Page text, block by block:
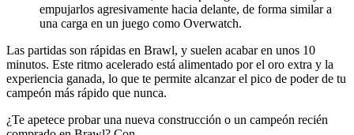
empujarlos agresivamente hacia delante, de forma similar a
una carga en un juego como Overwatch.
Las partidas son rápidas en Brawl, y suelen acabar en unos 10
minutos. Este ritmo acelerado está alimentado por el oro extra y la
experiencia ganada, lo que te permite alcanzar el pico de poder de tu
campeón más rápido que nunca.
¿Te apetece probar una nueva construcción o un campeón recién